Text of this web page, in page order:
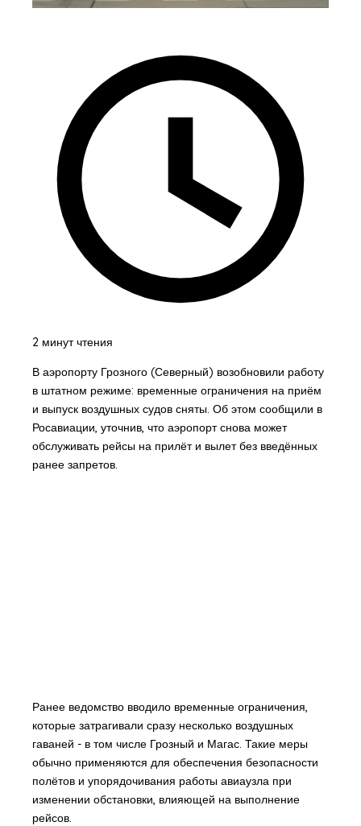
2 минут чтения
В аэропорту Грозного (Северный) возобновили работу
в штатном режиме: временные ограничения на приём
и выпуск воздушных судов сняты. Об этом сообщили в
Росавиации, уточнив, что аэропорт снова может
обслуживать рейсы на прилёт и вылет без введённых
ранее запретов.
Ранее ведомство вводило временные ограничения,
которые затрагивали сразу несколько воздушных
гаваней - в том числе Грозный и Магас. Такие меры
обычно применяются для обеспечения безопасности
полётов и упорядочивания работы авиаузла при
изменении обстановки, влияющей на выполнение
рейсов.